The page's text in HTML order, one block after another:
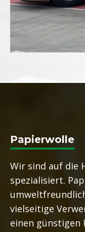
Papierwolle
Wir sind auf die
spezialisiert.
vielseitige
einen günstigen